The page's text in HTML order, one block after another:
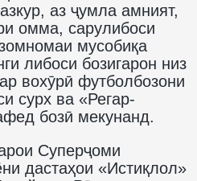
аз ҷумла амният,
омма, сарулибоси
мусобиқа
либоси бозигарон низ
вохӯрӣ футболбозони
сурх ва «Регар-
бозӣ мекунанд.
Суперҷоми
дастаҳои «Истиқлол»